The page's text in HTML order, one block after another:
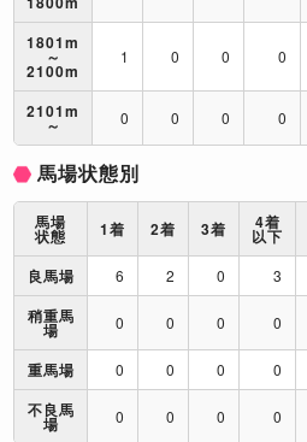
1801m
～
2100m
1 0 0 0
2101m
～ 0 0 0 0
馬場状態別
馬場
状態 1着 2着 3着 4着
以下
良馬場
6 2 0 3
稍重馬
場 0 0 0 0
重馬場 0 0 0 0
不良馬
場 0 0 0 0